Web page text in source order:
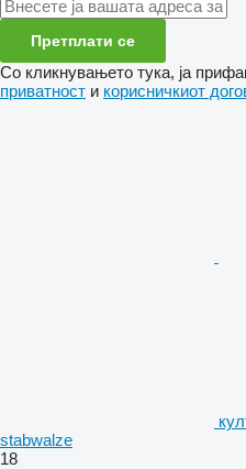
Претплати се
Со кликнувањето тука, ја
приватност и корисничкиот
stabwalze
18